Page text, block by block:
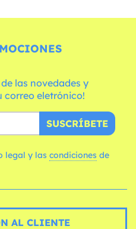
las novedades y
correo eletrónico!
SUSCRÍBETE
legal y las condiciones
AL CLIENTE